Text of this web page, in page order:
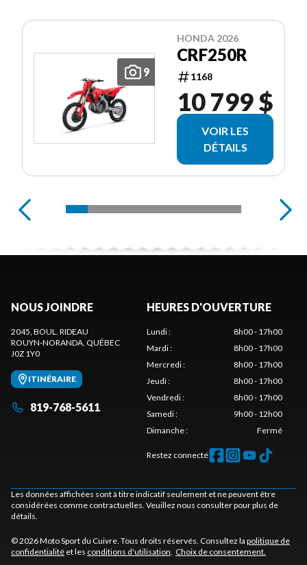
9
HONDA 2026
CRF250R
1168
10 799 $
VOIR LES
DÉTAILS
NOUS JOINDRE
2045, BOUL. RIDEAU
ROUYN-NORANDA, QUÉBEC
J0Z 1Y0
ITINÉRAIRE
819-768-5611
HEURES D'OUVERTURE
Lundi:
8h00 - 17h00
Mardi:
8h00 - 17h00
Mercredi:
8h00 - 17h00
Jeudi:
8h00 - 17h00
Vendredi:
8h00 - 17h00
Samedi:
9h00 - 12h00
Dimanche: Fermé
Restez connecté
Les données affichées sont à titre indicatif seulement et ne peuvent être
considérées comme contractuelles. Veuillez nous consulter pour plus de
détails.
© 2026 Moto Sport du Cuivre. Tous droits réservés. Consultez la politique de
confidentialité et les conditions d'utilisation. Choix de consentement.